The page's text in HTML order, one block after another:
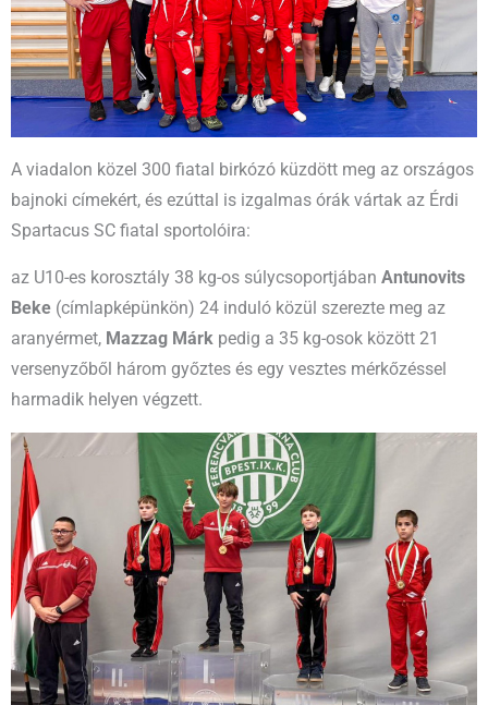
A viadalon közel 300 fiatal birkózó küzdött meg az országos
bajnoki címekért, és ezúttal is izgalmas órák vártak az Érdi
Spartacus SC fiatal sportolóira:
az U10-es korosztály 38 kg-os súlycsoportjában Antunovits
Beke (címlapképünkön) 24 induló közül szerezte meg az
aranyérmet, Mazzag Márk pedig a 35 kg-osok között 21
versenyzőből három győztes és egy vesztes mérkőzéssel
harmadik helyen végzett.